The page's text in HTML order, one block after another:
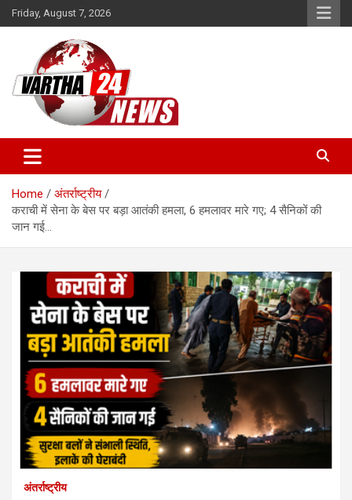
Skip
to
Friday, August 7, 2026
Vartha 24
Home
अंतर्राष्ट्रीय
कराची में सेना के बेस पर बड़ा आतंकी हमला, 6 हमलावर मारे गए; 4 सैनिकों की
जान गई…
अंतर्राष्ट्रीय